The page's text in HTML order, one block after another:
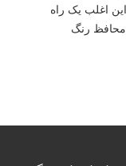
اغلب یک راه
محافظ رنگ